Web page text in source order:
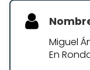
Miguel
En